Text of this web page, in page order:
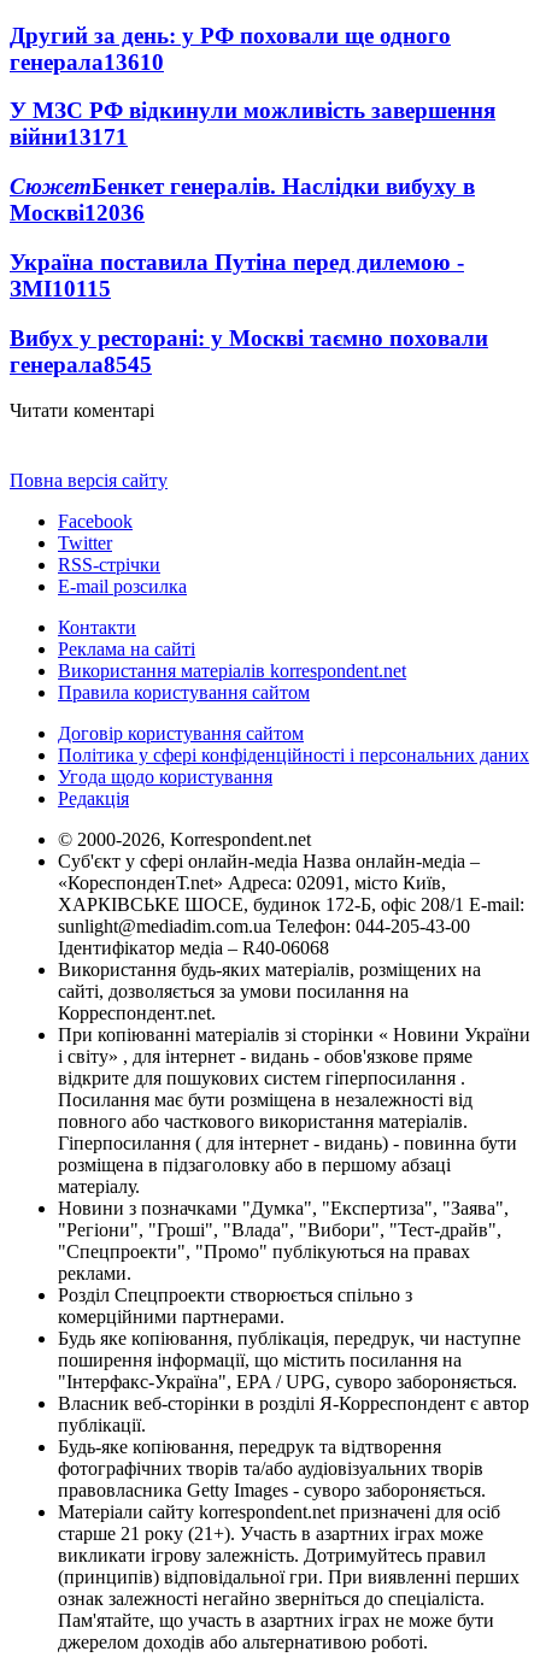
Другий за день: у РФ поховали ще одного
генерала13610
У МЗС РФ відкинули можливість завершення
війни13171
СюжетБенкет генералів. Наслідки вибуху в
Москві12036
Україна поставила Путіна перед дилемою -
ЗМІ10115
Вибух у ресторані: у Москві таємно поховали
генерала8545
Читати коментарі
Повна версія сайту
Facebook
Twitter
RSS-стрічки
E-mail розсилка
Контакти
Реклама на сайті
Використання матеріалів korrespondent.net
Правила користування сайтом
Договір користування сайтом
Політика у сфері конфіденційності і персональних даних
Угода щодо користування
Редакція
© 2000-2026, Korrespondent.net
Суб'єкт у сфері онлайн-медіа Назва онлайн-медіа –
«КореспонденТ.net» Адреса: 02091, місто Київ,
ХАРКІВСЬКЕ ШОСЕ, будинок 172-Б, офіс 208/1 E-mail:
sunlight@mediadim.com.ua Телефон: 044-205-43-00
Ідентифікатор медіа – R40-06068
Використання будь-яких матеріалів, розміщених на
сайті, дозволяється за умови посилання на
Корреспондент.net.
При копіюванні матеріалів зі сторінки « Новини України
і світу» , для інтернет - видань - обов'язкове пряме
відкрите для пошукових систем гіперпосилання .
Посилання має бути розміщена в незалежності від
повного або часткового використання матеріалів.
Гіперпосилання ( для інтернет - видань) - повинна бути
розміщена в підзаголовку або в першому абзаці
матеріалу.
Новини з позначками "Думка", "Експертиза", "Заява",
"Регіони", "Гроші", "Влада", "Вибори", "Тест-драйв",
"Спецпроекти", "Промо" публікуються на правах
реклами.
Розділ Спецпроекти створюється спільно з
комерційними партнерами.
Будь яке копіювання, публікація, передрук, чи наступне
поширення інформації, що містить посилання на
"Інтерфакс-Україна", EPA / UPG, суворо забороняється.
Власник веб-сторінки в розділі Я-Корреспондент є автор
публікації.
Будь-яке копіювання, передрук та відтворення
фотографічних творів та/або аудіовізуальних творів
правовласника Getty Images - суворо забороняється.
Матеріали сайту korrespondent.net призначені для осіб
старше 21 року (21+). Участь в азартних іграх може
викликати ігрову залежність. Дотримуйтесь правил
(принципів) відповідальної гри. При виявленні перших
ознак залежності негайно зверніться до спеціаліста.
Пам'ятайте, що участь в азартних іграх не може бути
джерелом доходів або альтернативою роботі.